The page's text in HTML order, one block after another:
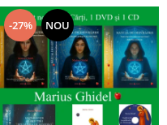
-27% NOU